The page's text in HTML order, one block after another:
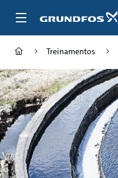
para
Treinamentos